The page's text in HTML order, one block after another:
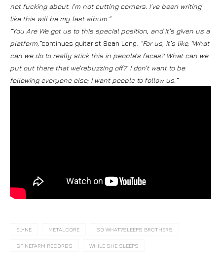
not fucking about. I’m not cutting corners. I’ve been writing
like this will be my last album.”
“You Are We got us to this special position, and it’s given us a
platform,”continues guitarist Sean Long. “For us, it’s like, ‘What
can we do to really stick this in people’s faces? What can we
put out there that we’rebuzzing off?’ I don’t want to be
following everyone else; I want people to follow us.”
ELYNE METALCORE SO WHAT?SLEEPS BROTHERS
SPINEFARM RECORDS WHILE SHE SLEEPS